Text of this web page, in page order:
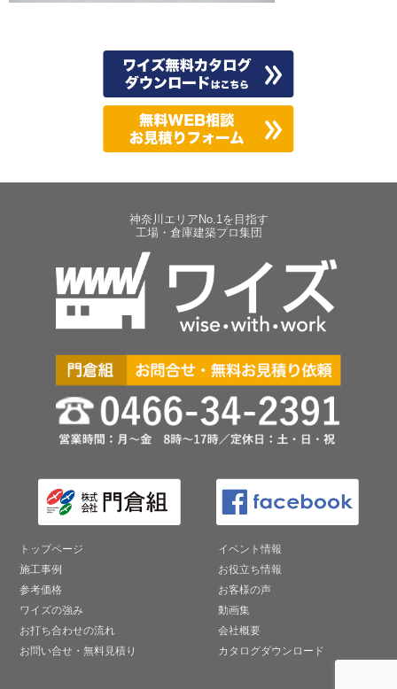
神奈川エリアNo.1を目指す
工場・倉庫建築プロ集団
トップページ
施工事例
参考価格
ワイズの強み
お打ち合わせの流れ
お問い合せ・無料見積り
イベント情報
お役立ち情報
お客様の声
動画集
会社概要
カタログダウンロード